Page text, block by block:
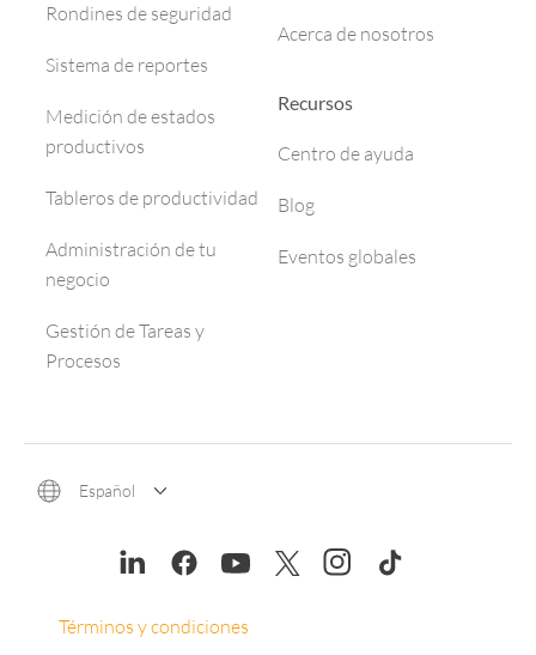
Rondines de seguridad
Sistema de reportes
Medición de estados
productivos
Tableros de productividad
Administración de tu
negocio
Gestión de Tareas y
Procesos
Acerca de nosotros
Recursos
Centro de ayuda
Blog
Eventos globales
Español
Términos y condiciones